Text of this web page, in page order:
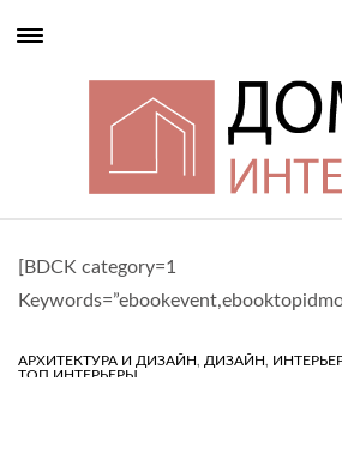
[BDCK category=1
АРХИТЕКТУРА И ДИЗАЙН, ДИЗАЙН,
ТОП ИНТЕРЬЕРЫ